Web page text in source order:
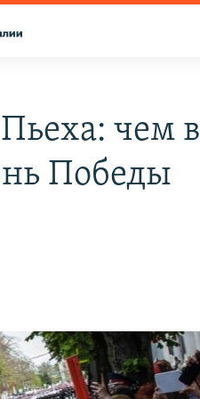
чем в
Победы